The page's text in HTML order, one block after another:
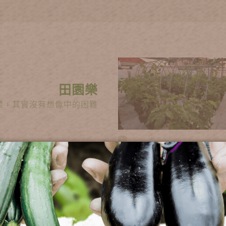
田園樂
，其實沒有想像中的困難
1